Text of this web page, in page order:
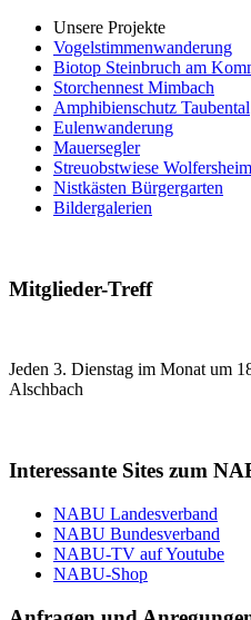
Unsere Projekte
Vogelstimmenwanderung
Biotop Steinbruch am
Storchennest Mimbach
Amphibienschutz Taubental
Eulenwanderung
Mauersegler
Streuobstwiese Wolfersheim
Nistkästen Bürgergarten
Bildergalerien
Mitglieder-Treff
Jeden 3. Dienstag im Monat um
Alschbach
Interessante Sites zum
NABU Landesverband
NABU Bundesverband
NABU-TV auf Youtube
NABU-Shop